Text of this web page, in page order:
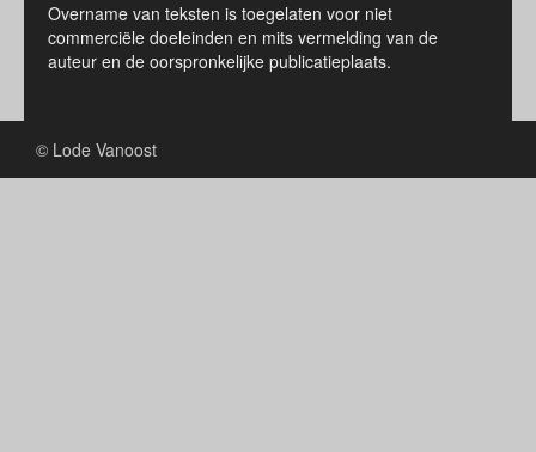
Overname van teksten is toegelaten voor niet
commerciële doeleinden en mits vermelding van de
auteur en de oorspronkelijke publicatieplaats.
© Lode Vanoost